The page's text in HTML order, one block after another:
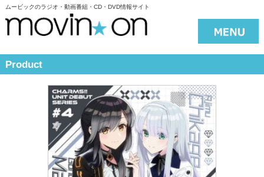
ムービックのラジオ・動画番組・CD・DVD情報サイト
Product